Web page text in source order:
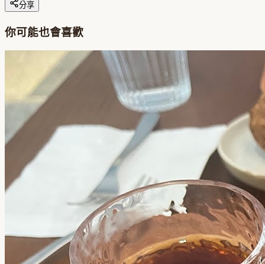
分享
你可能也會喜歡